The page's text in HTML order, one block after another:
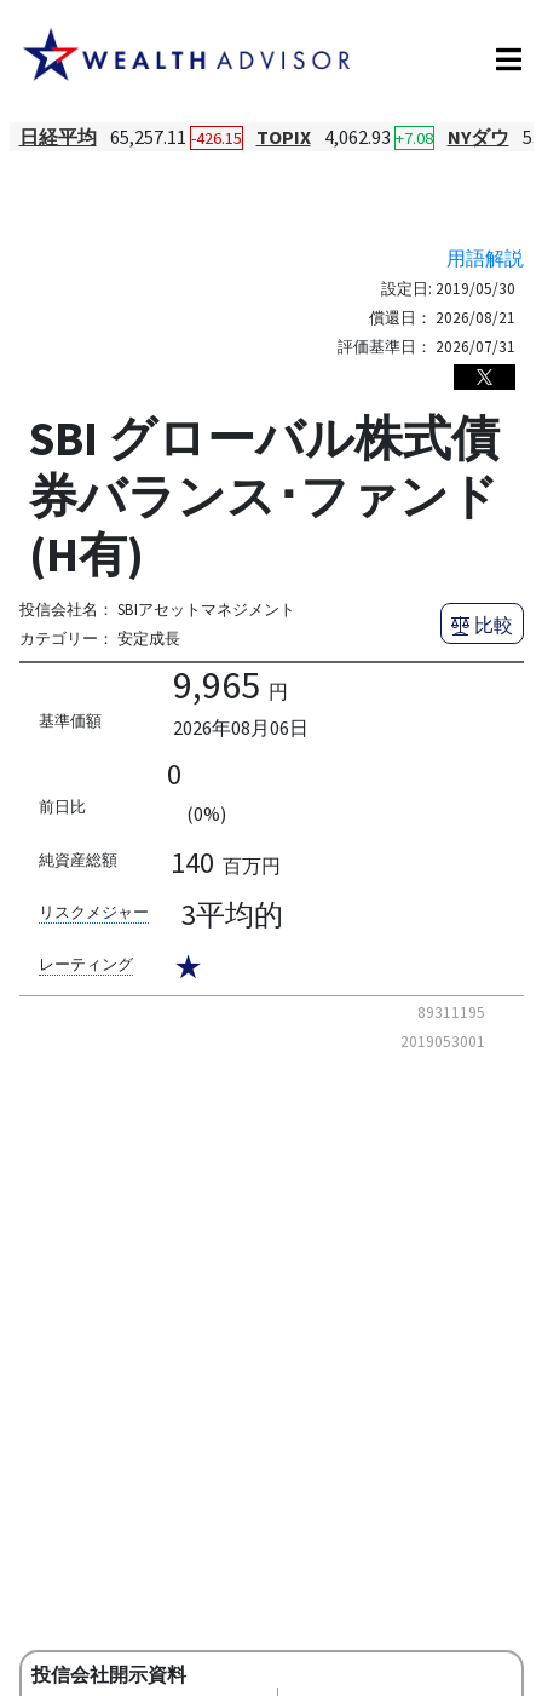
日経平均 65,257.11 -426.15 TOPIX 4,062.93 +7.08 NYダウ
用語解説
設定日: 2019/05/30
償還日： 2026/08/21
評価基準日： 2026/07/31
SBI グローバル株式債
券バランス･ファンド
(H有)
投信会社名： SBIアセットマネジメント
カテゴリー： 安定成長
比較
基準価額
9,965 円
2026年08月06日
前日比
0
(0%)
純資産総額 140 百万円
リスクメジャー 3平均的
レーティング ★
89311195
2019053001
投信会社開示資料